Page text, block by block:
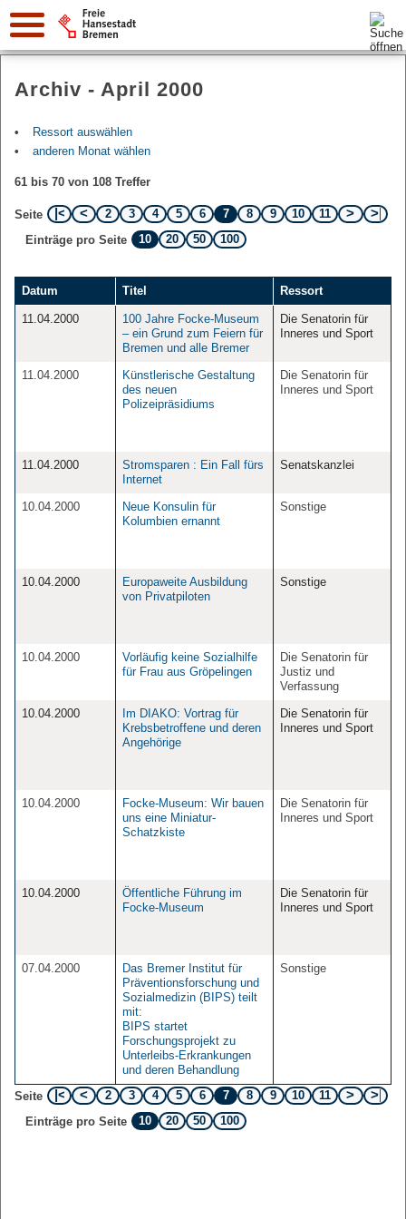
Suche:
Archiv - April 2000
Ressort auswählen
anderen Monat wählen
61 bis 70 von 108 Treffer
Seite 2 3 4 5 6 7 8 9 10
11
Einträge pro Seite
10 20 50 100
Datum Titel Ressort
11.04.2000
100 Jahre Focke-Museum
– ein Grund zum Feiern für
Bremen und alle Bremer
Die Senatorin für
Inneres und Sport
11.04.2000
Künstlerische Gestaltung
des neuen
Polizeipräsidiums
Die Senatorin für
Inneres und Sport
11.04.2000
Stromsparen : Ein Fall fürs
Internet
Senatskanzlei
10.04.2000
Neue Konsulin für
Kolumbien ernannt
Sonstige
10.04.2000
Europaweite Ausbildung
von Privatpiloten
Sonstige
10.04.2000
Vorläufig keine Sozialhilfe
für Frau aus Gröpelingen
Die Senatorin für
Justiz und
Verfassung
10.04.2000
Im DIAKO: Vortrag für
Krebsbetroffene und deren
Angehörige
Die Senatorin für
Inneres und Sport
10.04.2000
Focke-Museum: Wir bauen
uns eine Miniatur-
Schatzkiste
Die Senatorin für
Inneres und Sport
10.04.2000
Öffentliche Führung im
Focke-Museum
Die Senatorin für
Inneres und Sport
07.04.2000
Das Bremer Institut für
Präventionsforschung und
Sozialmedizin (BIPS) teilt
mit:
BIPS startet
Forschungsprojekt zu
Unterleibs-Erkrankungen
und deren Behandlung
Sonstige
Seite 2 3 4 5 6 7 8 9 10
11
Einträge pro Seite
10 20 50 100